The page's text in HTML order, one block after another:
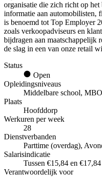
organisatie die zich richt op
informatie aan automobilisten,
is benoemd tot Top Employer
zoals verkoopadviseurs en
bijdragen aan maatschappelijk
de slag in een van onze retail
Status
Open
Opleidingsniveaus
Middelbare school,
Plaats
Hoofddorp
Werkuren per week
28
Dienstverbanden
Parttime (overdag),
Salarisindicatie
Tussen €15,84 en
Verantwoordelijk voor